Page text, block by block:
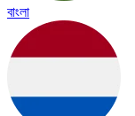
বাংলা